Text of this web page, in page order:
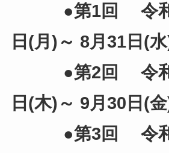
●第1回 令和4
日(月)～ 8月31日(
●第2回 令和4
日(木)～ 9月30日(
●第3回 令和4